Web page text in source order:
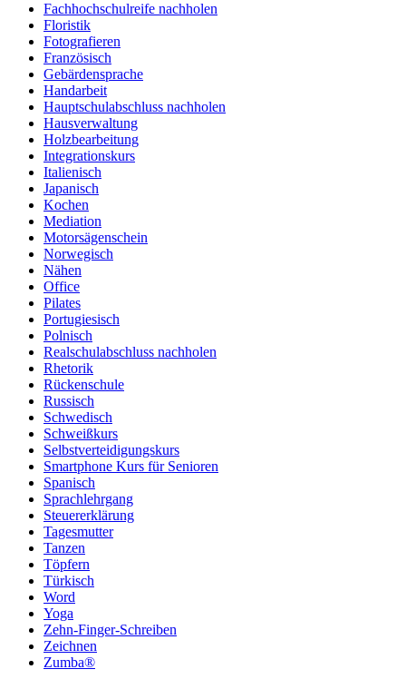
Fachhochschulreife nachholen
Floristik
Fotografieren
Französisch
Gebärdensprache
Handarbeit
Hauptschulabschluss nachholen
Hausverwaltung
Holzbearbeitung
Integrationskurs
Italienisch
Japanisch
Kochen
Mediation
Motorsägenschein
Norwegisch
Nähen
Office
Pilates
Portugiesisch
Polnisch
Realschulabschluss nachholen
Rhetorik
Rückenschule
Russisch
Schwedisch
Schweißkurs
Selbstverteidigungskurs
Smartphone Kurs für Senioren
Spanisch
Sprachlehrgang
Steuererklärung
Tagesmutter
Tanzen
Töpfern
Türkisch
Word
Yoga
Zehn-Finger-Schreiben
Zeichnen
Zumba®